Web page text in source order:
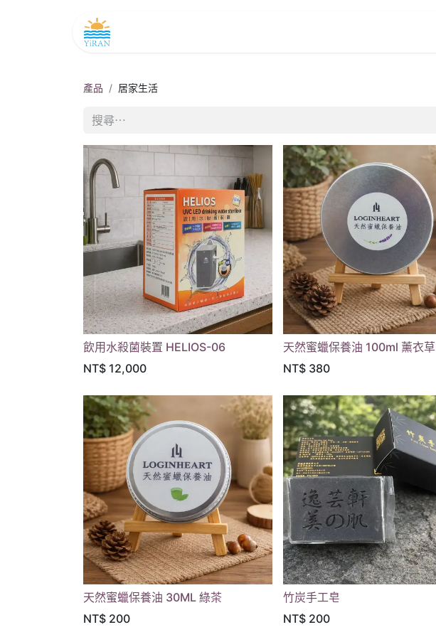
產品 居家生活
飲用水殺菌裝置 HELIOS-06
NT$ 12,000
天然蜜蠟保養油 100ml 薰衣草
NT$ 380
天然蜜蠟保養油 30ML 綠茶
NT$ 200
竹炭手工皂
NT$ 200